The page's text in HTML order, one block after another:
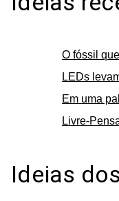
O fóssil
LEDs
Em uma
Livre-
Ideias